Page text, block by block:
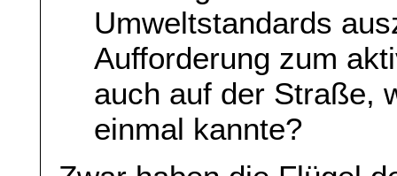
Umweltstandards
Aufforderung zum
auch auf der Straße,
einmal kannte?